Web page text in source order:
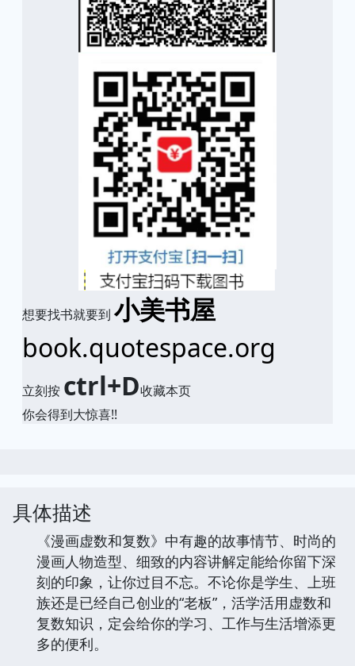
想要找书就要到 小美书屋
book.quotespace.org
立刻按 ctrl+D收藏本页
你会得到大惊喜!!
具体描述
《漫画虚数和复数》中有趣的故事情节、时尚的
漫画人物造型、细致的内容讲解定能给你留下深
刻的印象，让你过目不忘。不论你是学生、上班
族还是已经自己创业的“老板”，活学活用虚数和
复数知识，定会给你的学习、工作与生活增添更
多的便利。